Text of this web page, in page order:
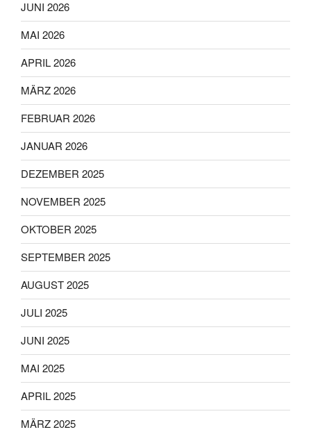
JUNI 2026
MAI 2026
APRIL 2026
MÄRZ 2026
FEBRUAR 2026
JANUAR 2026
DEZEMBER 2025
NOVEMBER 2025
OKTOBER 2025
SEPTEMBER 2025
AUGUST 2025
JULI 2025
JUNI 2025
MAI 2025
APRIL 2025
MÄRZ 2025